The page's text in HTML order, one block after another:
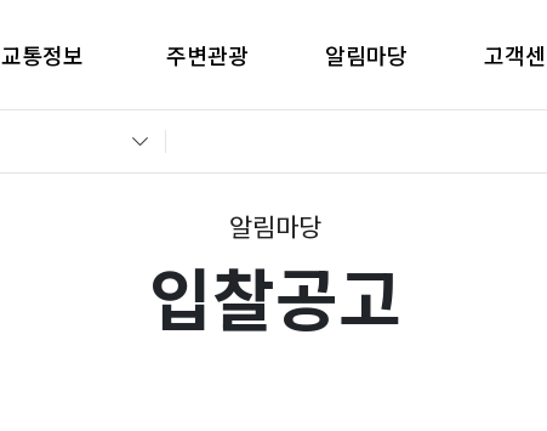
교통정보
통통제정보
주변관광
경남관광
알림마당
입찰공고
고객
자주묻는
알림마당
입찰공고